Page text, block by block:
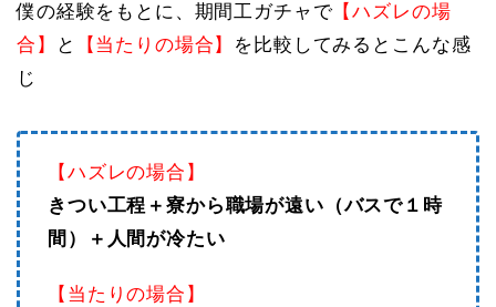
僕の経験をもとに、期間工ガチャで【ハズレの場
合】
と 【当たりの場合】 を比較してみるとこんな感
じ
【ハズレの場合】
きつい工程＋寮から職場が遠い（バスで１時
間）＋人間が冷たい
【当たりの場合】